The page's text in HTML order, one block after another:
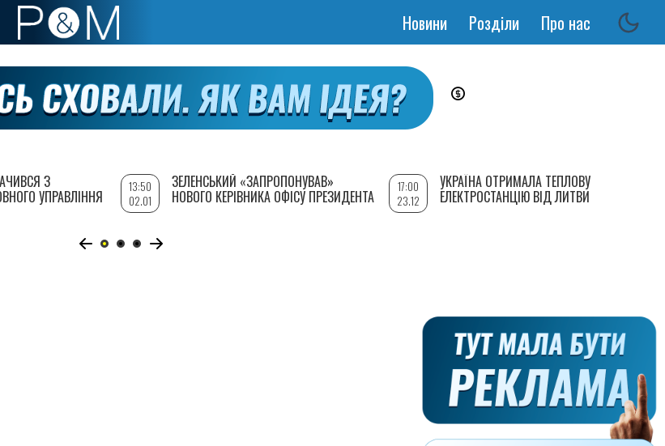
Основная
Новини Розділи Про нас
З
УПРАВЛІННЯ
13:50
02.01
ЗЕЛЕНСЬКИЙ «ЗАПРОПОНУВАВ»
НОВОГО КЕРІВНИКА ОФІСУ ПРЕЗИДЕНТА
17:00
23.12
УКРАЇНА ОТРИМАЛА ТЕПЛОВУ
ЕЛЕКТРОСТАНЦІЮ ВІД ЛИТВИ